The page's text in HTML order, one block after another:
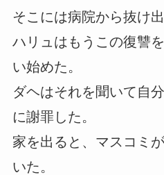
そこには病院から抜け
ハリュはもうこの復讐
い始めた。
ダヘはそれを聞いて自
に謝罪した。
家を出ると、マスコミ
いた。